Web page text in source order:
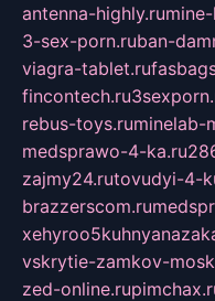
antenna-highly.ru
3-sex-porn.ruban-
viagra-tablet.ru
fincontech.ru
rebus-toys.ruminelab-
medsprawo-4-ka.ru
zajmy24.rutovudyi-4-
brazzerscom.ru
vskrytie-zamkov-
zed-online.ru